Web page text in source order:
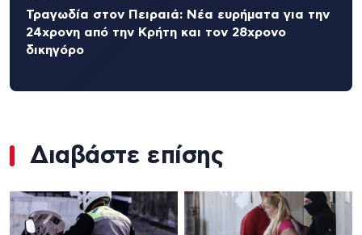
Τραγωδία στον Πειραιά: Νέα ευρήματα για την
24χρονη από την Κρήτη και τον 28χρονο
δικηγόρο
Διαβάστε επίσης